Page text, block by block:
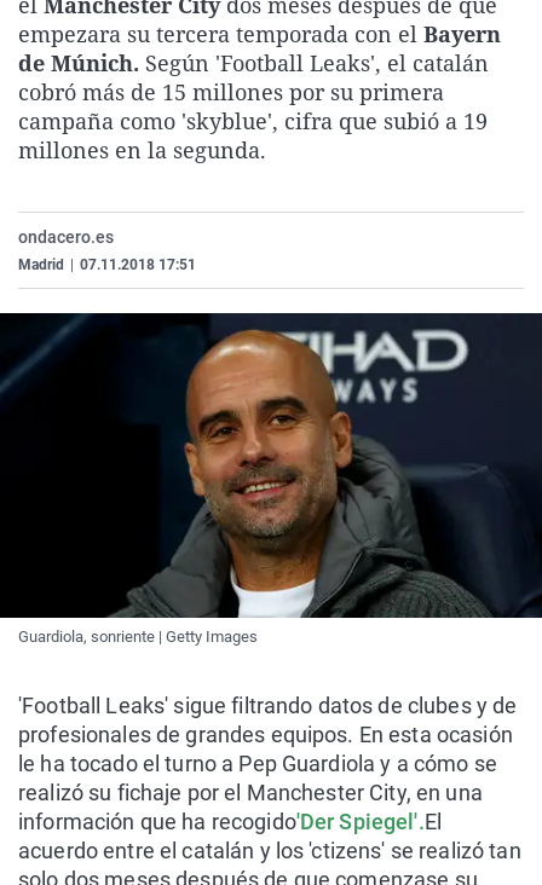
La rosa de los vientos
Gente viajera
Como el perro y el
Caso
Retornados
Equipo de
Extremadura
Galicia
La Rioja
Virales
Televisión
Elecciones
empezara su tercera temporada con el Bayern
de Múnich. Según 'Football Leaks', el catalán
cobró más de 15 millones por su primera
campaña como 'skyblue', cifra que subió a 19
millones en la segunda.
ondacero.es
Madrid 07.11.2018 17:51
Guardiola, sonriente | Getty Images
'Football Leaks' sigue filtrando datos de clubes y de
profesionales de grandes equipos. En esta ocasión
le ha tocado el turno a Pep Guardiola y a cómo se
realizó su fichaje por el Manchester City, en una
información que ha recogido'Der Spiegel'.El
acuerdo entre el catalán y los 'ctizens' se realizó tan
solo dos meses después de que comenzase su